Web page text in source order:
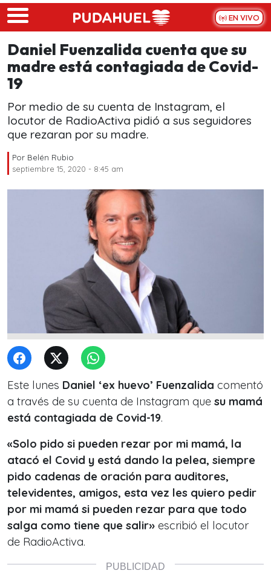
Skip to main content
EN VIVO
Daniel Fuenzalida cuenta que su
madre está contagiada de Covid-
19
Por medio de su cuenta de Instagram, el
locutor de RadioActiva pidió a sus seguidores
que rezaran por su madre.
Por Belén Rubio
septiembre 15, 2020 - 8:45 am
Este lunes Daniel ‘ex huevo’ Fuenzalida comentó
a través de su cuenta de Instagram que su mamá
está contagiada de Covid-19.
«Solo pido si pueden rezar por mi mamá, la
atacó el Covid y está dando la pelea, siempre
pido cadenas de oración para auditores,
televidentes, amigos, esta vez les quiero pedir
por mi mamá si pueden rezar para que todo
salga como tiene que salir» escribió el locutor
de RadioActiva.